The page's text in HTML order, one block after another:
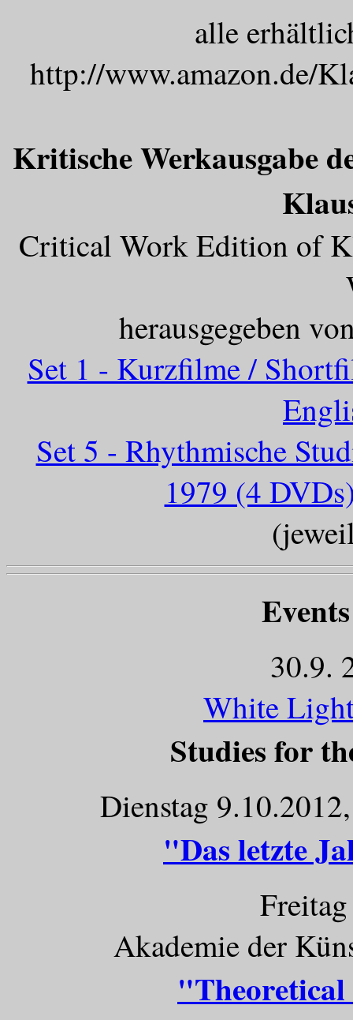
alle
http://www.amazon.de/
Kritische Werkausgabe
Critical Work Edition of
herausgegeben
Set 1 - Kurzfilme /
Set 5 - Rhythmische
1979 (4
30.9.
White
Studies for
Dienstag
"Das letzte
Akademie der